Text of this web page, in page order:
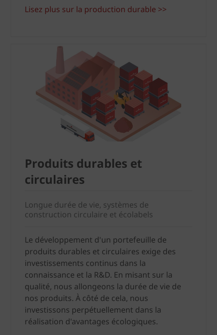
Lisez plus sur la production durable >>
Produits durables et
circulaires
Longue durée de vie, systèmes de
construction circulaire et écolabels
Le développement d'un portefeuille de
produits durables et circulaires exige des
investissements continus dans la
connaissance et la R&D. En misant sur la
qualité, nous allongeons la durée de vie de
nos produits. À côté de cela, nous
investissons perpétuellement dans la
réalisation d'avantages écologiques.